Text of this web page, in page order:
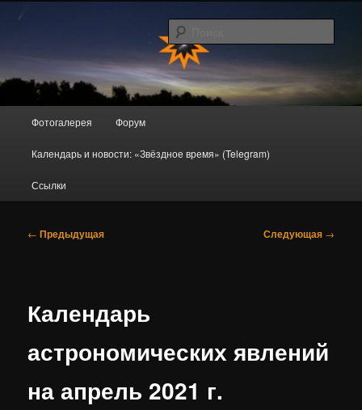
содержимому
AstroDrome
Фотогалерея Форум
Календарь и новости: «Звёздное время» (Telegram)
Ссылки
Навигация
← Предыдущая Следующая →
Календарь
астрономических явлений
на апрель 2021 г.